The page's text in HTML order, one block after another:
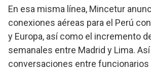
En esa misma línea, Mincetur
conexiones aéreas para el Perú
y Europa, así como el incremento
semanales entre Madrid y Lima.
conversaciones entre funcionarios